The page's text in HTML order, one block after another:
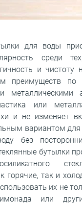
для воды
среди
и чистоту
преимуществ по
металлическими
или
и не изменяет
вариантом для
без
бутылки
горячие, так и
их не
или